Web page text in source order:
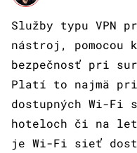
Služby typu VPN
nástroj, pomocou
bezpečnosť pri
Platí to najmä
dostupných Wi-
hoteloch či na
je Wi-Fi sieť